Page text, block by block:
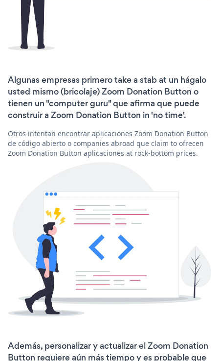
Algunas empresas primero take a stab at un hágalo
usted mismo (bricolaje) Zoom Donation Button o
tienen un "computer guru" que afirma que puede
construir a Zoom Donation Button in 'no time'.
Otros intentan encontrar aplicaciones Zoom Donation Button
de código abierto o companies abroad que claim to ofrecen
Zoom Donation Button aplicaciones at rock-bottom prices.
Además, personalizar y actualizar el Zoom Donation
Button requiere aún más tiempo y es probable que